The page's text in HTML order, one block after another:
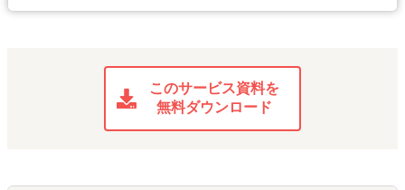
このサービス資料を
無料ダウンロード